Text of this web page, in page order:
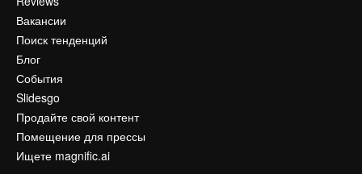
Вакансии
Поиск тенденций
Блог
События
Slidesgo
Продайте свой контент
Помещение для прессы
Ищете magnific.ai